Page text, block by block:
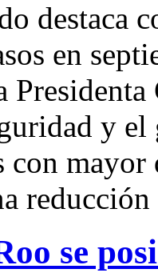
destaca
en
y
con
se